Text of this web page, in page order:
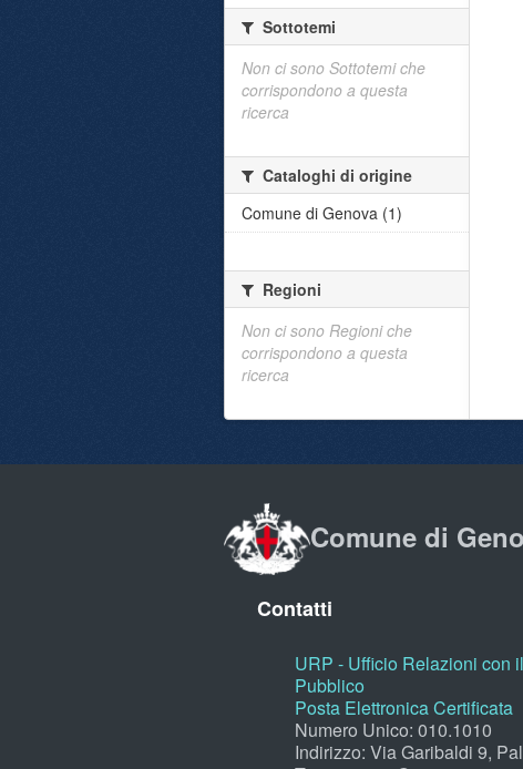
Sottotemi
Non ci sono Sottotemi che
corrispondono a questa
ricerca
Cataloghi di origine
Comune di Genova (1)
Regioni
Non ci sono Regioni che
corrispondono a questa
ricerca
Comune di
Contatti
URP - Ufficio Relazioni con il
Pubblico
Posta Elettronica Certificata
Numero Unico: 010.1010
Indirizzo: Via Garibaldi 9,